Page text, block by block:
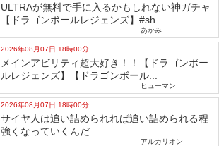
ULTRAが無料で手に入るかもしれない神ガチャ
【ドラゴンボールレジェンズ】#sh...
あかみ
2026年08月07日 18時00分
メインアビリティ超大好き！！【ドラゴンボー
ルレジェンズ】【ドラゴンボール...
ヒューマン
2026年08月07日 18時00分
サイヤ人は追い詰められれば追い詰められる程
強くなっていくんだ
アルカリオン